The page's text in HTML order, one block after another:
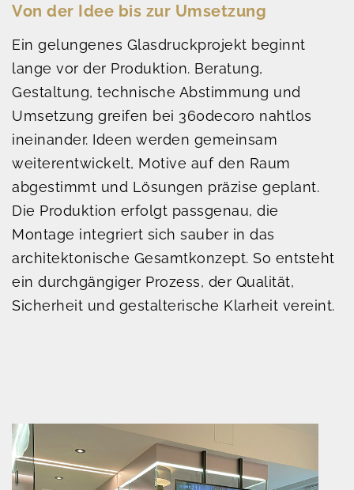
Von der Idee bis zur Umsetzung
Ein gelungenes Glasdruckprojekt beginnt
lange vor der Produktion. Beratung,
Gestaltung, technische Abstimmung und
Umsetzung greifen bei 360decoro nahtlos
ineinander. Ideen werden gemeinsam
weiterentwickelt, Motive auf den Raum
abgestimmt und Lösungen präzise geplant.
Die Produktion erfolgt passgenau, die
Montage integriert sich sauber in das
architektonische Gesamtkonzept. So entsteht
ein durchgängiger Prozess, der Qualität,
Sicherheit und gestalterische Klarheit vereint.